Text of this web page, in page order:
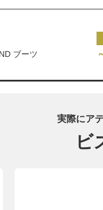
ブーツ
実際にア
ビ